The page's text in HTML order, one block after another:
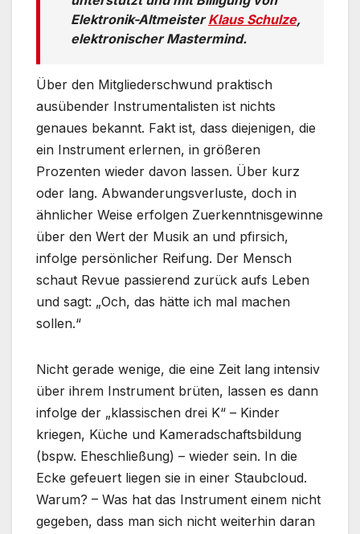
Elektronik-AltmeisterKlaus Schulze,
elektronischer Mastermind.
Über den Mitgliederschwund praktisch
ausübender Instrumentalisten ist nichts
genaues bekannt. Fakt ist, dass diejenigen, die
ein Instrument erlernen, in größeren
Prozenten wieder davon lassen. Über kurz
oder lang. Abwanderungsverluste, doch in
ähnlicher Weise erfolgen Zuerkenntnisgewinne
über den Wert der Musik an und pfirsich,
infolge persönlicher Reifung. Der Mensch
schaut Revue passierend zurück aufs Leben
und sagt: „Och, das hätte ich mal machen
sollen.“
Nicht gerade wenige, die eine Zeit lang intensiv
über ihrem Instrument brüten, lassen es dann
infolge der „klassischen drei K“ – Kinder
kriegen, Küche und Kameradschaftsbildung
(bspw. Eheschließung) – wieder sein. In die
Ecke gefeuert liegen sie in einer Staubcloud.
Warum? – Was hat das Instrument einem nicht
gegeben, dass man sich nicht weiterhin daran